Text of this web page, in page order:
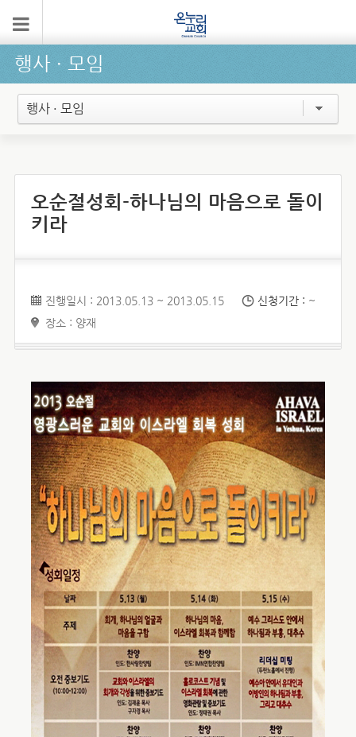
행사 ∙ 모임
행사 · 모임
오순절성회-하나님의 마음으로 돌이
키라
진행일시 : 2013.05.13 ~ 2013.05.15 신청기간 : ~
장소 : 양재